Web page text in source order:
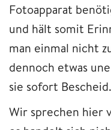
Fotoapparat
und hält somit
man einmal nicht
dennoch etwas
sie sofort Bescheid.
Wir sprechen hier